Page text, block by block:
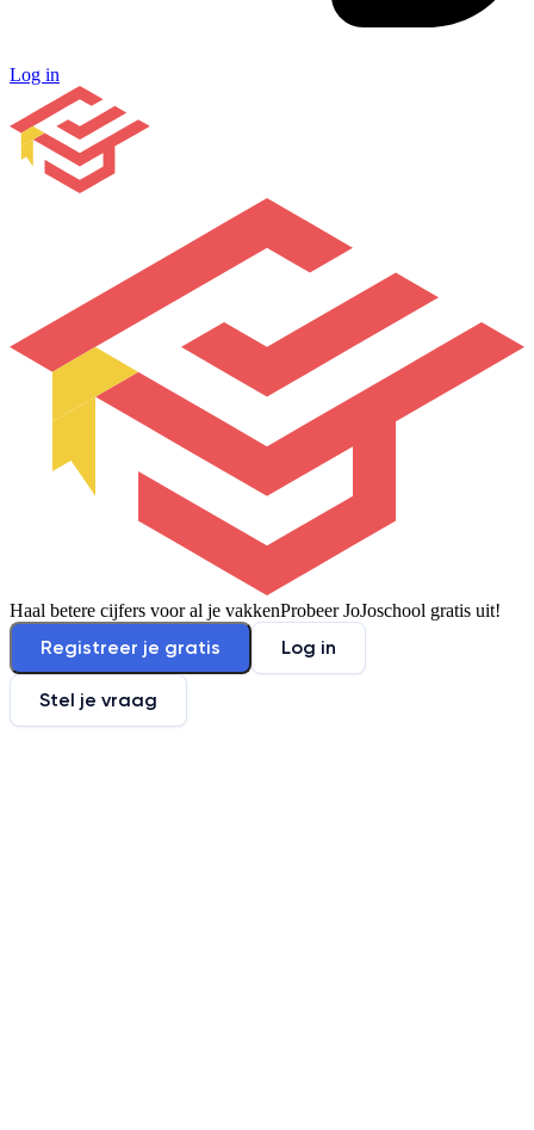
Log in
Haal betere cijfers voor al je vakkenProbeer JoJoschool gratis uit!
Registreer je gratis Log in
Stel je vraag